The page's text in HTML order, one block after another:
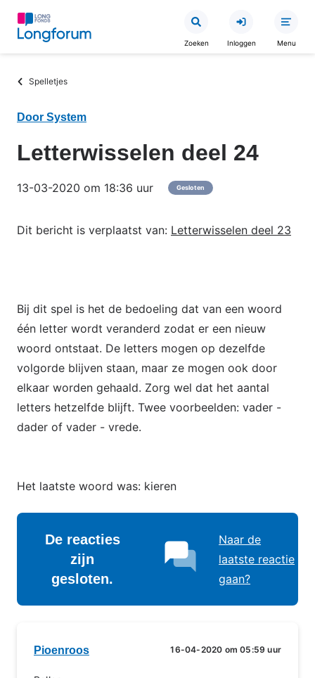
Overslaan
inhoud
Zoeken Inloggen Menu
Kruimelpad
Spelletjes
Door System
Letterwisselen deel 24
13-03-2020 om 18:36 uur Gesloten
Dit bericht is verplaatst van: Letterwisselen deel 23
Bij dit spel is het de bedoeling dat van een woord
één letter wordt veranderd zodat er een nieuw
woord ontstaat. De letters mogen op dezelfde
volgorde blijven staan, maar ze mogen ook door
elkaar worden gehaald. Zorg wel dat het aantal
letters hetzelfde blijft. Twee voorbeelden: vader -
dader of vader - vrede.
Het laatste woord was: kieren
De reacties
zijn
gesloten.
Naar de
laatste reactie
gaan?
Pioenroos 16-04-2020 om 05:59 uur